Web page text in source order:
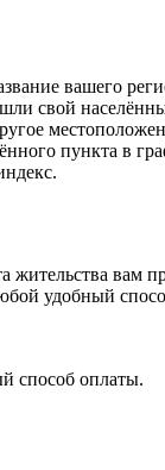
вашего
свой
пункта в
жительства вам
удобный
способ оплаты.